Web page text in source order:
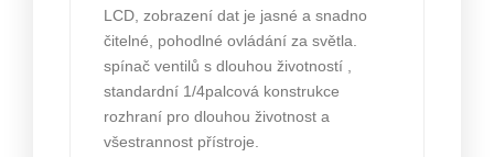
LCD, zobrazení dat je jasné a snadno
čitelné, pohodlné ovládání za světla.
spínač ventilů s dlouhou životností ,
standardní 1/4palcová konstrukce
rozhraní pro dlouhou životnost a
všestrannost přístroje.